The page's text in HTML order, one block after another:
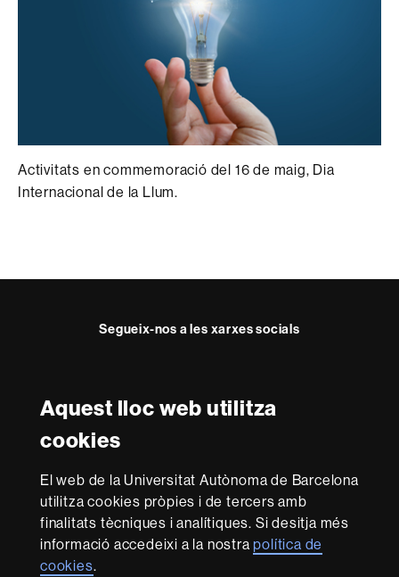
Aquest lloc web utilitza
cookies
El web de la Universitat Autònoma de Barcelona
utilitza cookies pròpies i de tercers amb
finalitats tècniques i analítiques. Si desitja més
informació accedeixi a la nostrapolítica de
cookies.
Activitats en commemoració del 16 de maig, Dia
Internacional de la Llum.
Segueix-nos a les xarxes socials
Reconeixement internacional de l'excel·lència
in
Research
-
Euraxess
Amb el finançament de